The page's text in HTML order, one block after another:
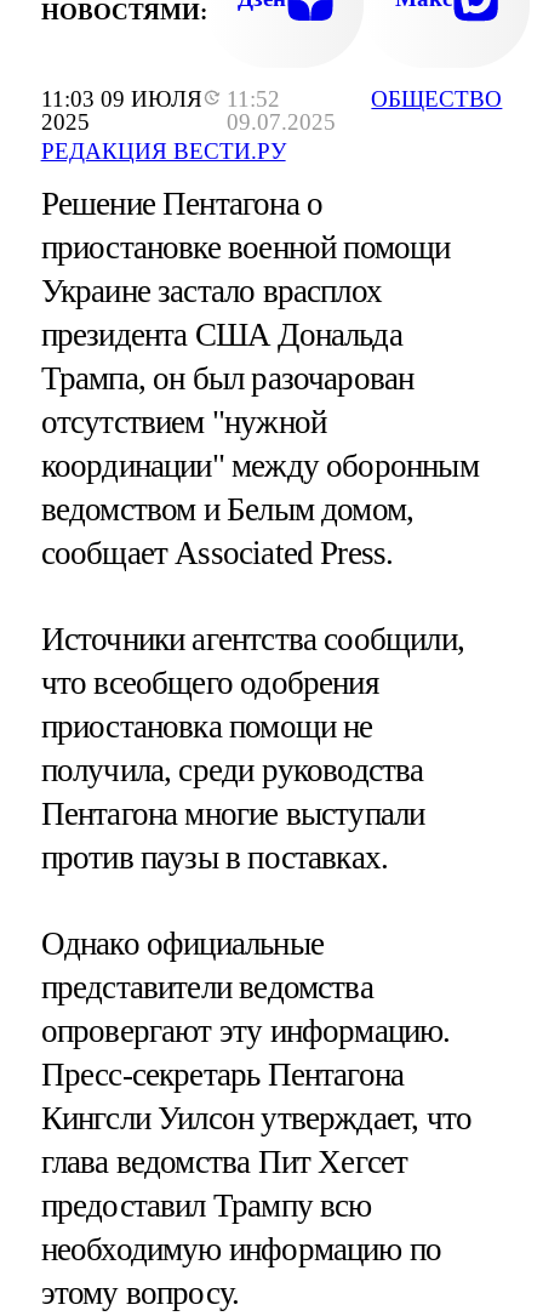
11:03 09 ИЮЛЯ
2025
11:52
09.07.2025
РЕДАКЦИЯ ВЕСТИ.РУ
ОБЩЕСТВО
НОВОСТЯМИ:
Решение Пентагона о
приостановке военной помощи
Украине застало врасплох
президента США Дональда
Трампа, он был разочарован
отсутствием "нужной
координации" между оборонным
ведомством и Белым домом,
сообщает Associated Press.
Источники агентства сообщили,
что всеобщего одобрения
приостановка помощи не
получила, среди руководства
Пентагона многие выступали
против паузы в поставках.
Однако официальные
представители ведомства
опровергают эту информацию.
Пресс-секретарь Пентагона
Кингсли Уилсон утверждает, что
глава ведомства Пит Хегсет
предоставил Трампу всю
необходимую информацию по
этому вопросу.